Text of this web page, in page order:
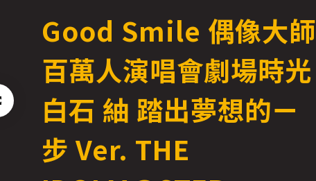
Good Smile 偶像大師
百萬人演唱會劇場時光
白石 紬 踏出夢想的ㄧ
步 Ver. THE